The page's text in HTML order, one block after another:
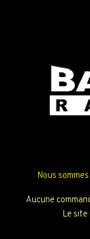
Nous
Aucune
Le site